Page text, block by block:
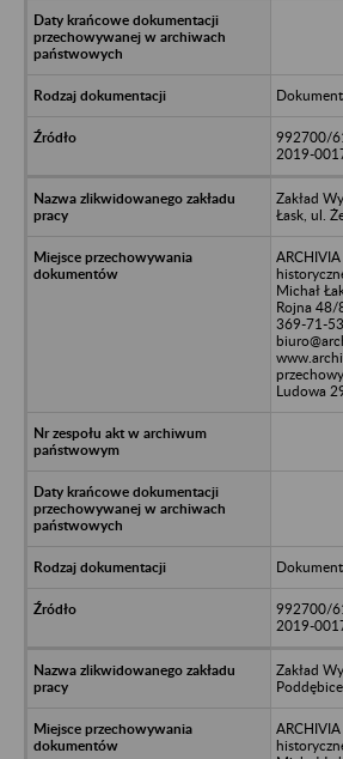
992700/
2019-
Zakład
Łask, ul.
Michał
Rojna 48/
369-71-
Ludowa
992700/
2019-
Zakład